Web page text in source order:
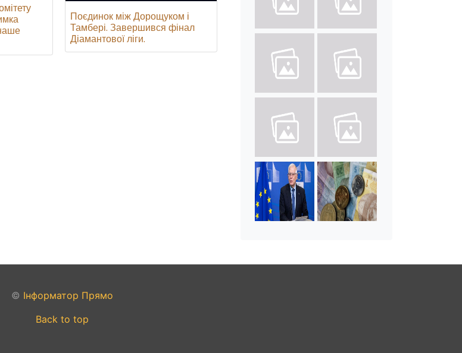
Поєдинок між Дорощуком і
Тамбері. Завершився фінал
Діамантової ліги.
© Інформатор Прямо
Back to top